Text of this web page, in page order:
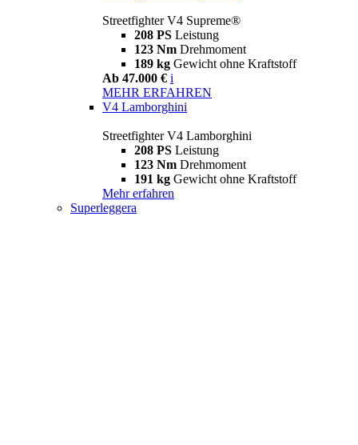
Streetfighter V4 Supreme®
208 PS Leistung
123 Nm Drehmoment
189 kg Gewicht ohne Kraftstoff
Ab 47.000 € i
MEHR ERFAHREN
V4 Lamborghini
Streetfighter V4 Lamborghini
208 PS Leistung
123 Nm Drehmoment
191 kg Gewicht ohne Kraftstoff
Mehr erfahren
Superleggera